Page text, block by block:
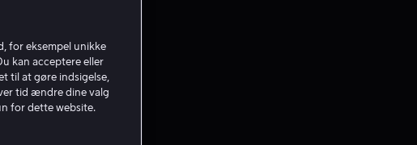
for eksempel unikke
kan acceptere eller
til at gøre indsigelse,
tid ændre dine valg
for dette website.